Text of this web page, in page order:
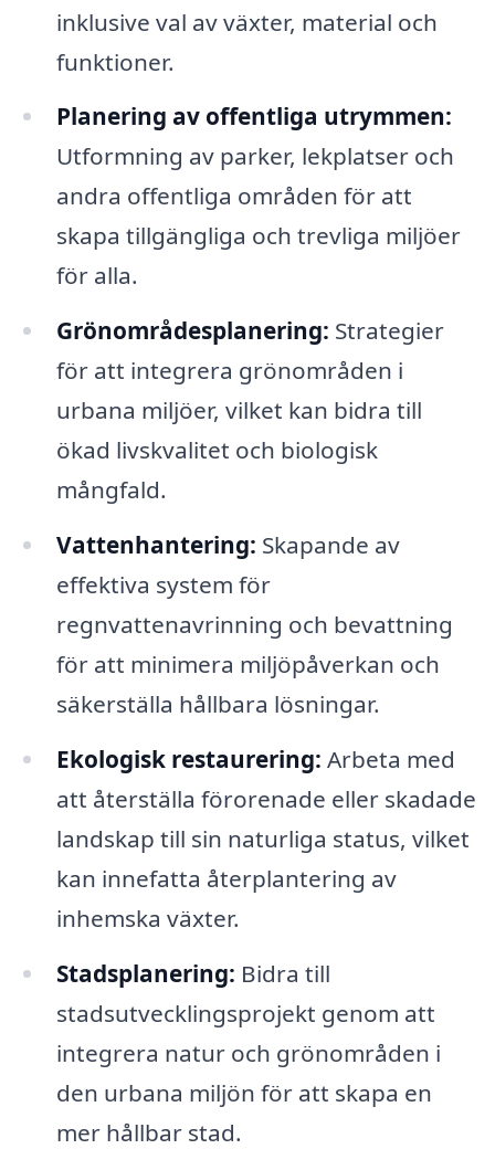
inklusive val av växter, material och
funktioner.
Planering av offentliga utrymmen:
Utformning av parker, lekplatser och
andra offentliga områden för att
skapa tillgängliga och trevliga miljöer
för alla.
Grönområdesplanering: Strategier
för att integrera grönområden i
urbana miljöer, vilket kan bidra till
ökad livskvalitet och biologisk
mångfald.
Vattenhantering: Skapande av
effektiva system för
regnvattenavrinning och bevattning
för att minimera miljöpåverkan och
säkerställa hållbara lösningar.
Ekologisk restaurering: Arbeta med
att återställa förorenade eller skadade
landskap till sin naturliga status, vilket
kan innefatta återplantering av
inhemska växter.
Stadsplanering: Bidra till
stadsutvecklingsprojekt genom att
integrera natur och grönområden i
den urbana miljön för att skapa en
mer hållbar stad.